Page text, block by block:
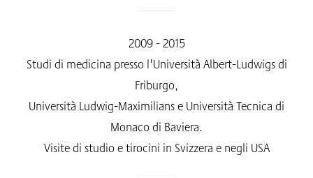
2009 - 2015
Studi di medicina presso l'Università Albert-Ludwigs di
Friburgo,
Università Ludwig-Maximilians e Università Tecnica di
Monaco di Baviera.
Visite di studio e tirocini in Svizzera e negli USA